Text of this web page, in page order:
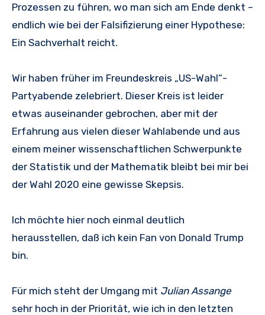
Prozessen zu führen, wo man sich am Ende denkt –
endlich wie bei der Falsifizierung einer Hypothese:
Ein Sachverhalt reicht.
Wir haben früher im Freundeskreis „US-Wahl“-
Partyabende zelebriert. Dieser Kreis ist leider
etwas auseinander gebrochen, aber mit der
Erfahrung aus vielen dieser Wahlabende und aus
einem meiner wissenschaftlichen Schwerpunkte
der Statistik und der Mathematik bleibt bei mir bei
der Wahl 2020 eine gewisse Skepsis.
Ich möchte hier noch einmal deutlich
herausstellen, daß ich kein Fan von Donald Trump
bin.
Für mich steht der Umgang mit Julian Assange
sehr hoch in der Priorität, wie ich in den letzten